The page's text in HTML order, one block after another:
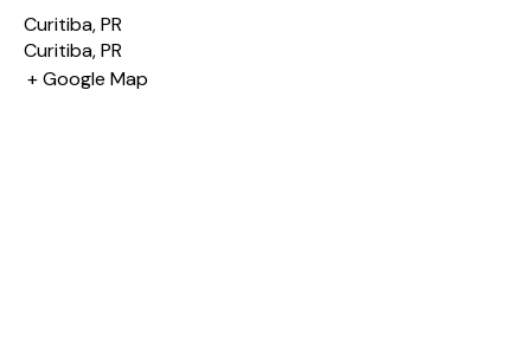
Curitiba, PR
Curitiba,PR
+ Google Map